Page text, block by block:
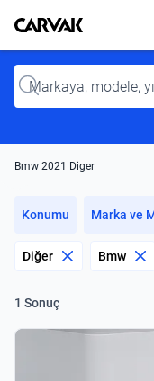
Kavak
Input
Bmw 2021 Diger
Konumu Marka ve
Diğer Bmw
1 Sonuç